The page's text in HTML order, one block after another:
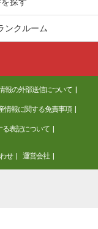
ンクルーム
報の外部送信について
情報に関する免責事項
る表記について
せ 運営会社